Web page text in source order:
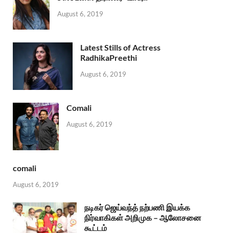
August 6, 2019
Latest Stills of Actress
RadhikaPreethi
August 6, 2019
Comali
August 6, 2019
comali
August 6, 2019
நடிகர் ஜெய்வந்த் நற்பணி இயக்க
நிர்வாகிகள் அறிமுக – ஆலோசனை
கூட்டம்